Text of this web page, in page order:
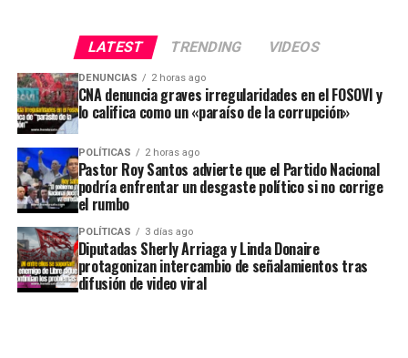
LATEST TRENDING VIDEOS
DENUNCIAS 2 horas ago
CNA denuncia graves irregularidades en el FOSOVI y
lo califica como un «paraíso de la corrupción»
POLÍTICAS 2 horas ago
Pastor Roy Santos advierte que el Partido Nacional
podría enfrentar un desgaste político si no corrige
el rumbo
POLÍTICAS 3 días ago
Diputadas Sherly Arriaga y Linda Donaire
protagonizan intercambio de señalamientos tras
difusión de video viral